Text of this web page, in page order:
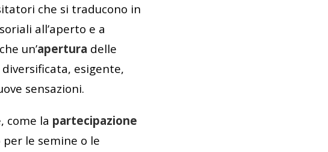
che si traducono in
all’aperto e a
un’apertura delle
esigente,
sensazioni.
come la partecipazione
le semine o le